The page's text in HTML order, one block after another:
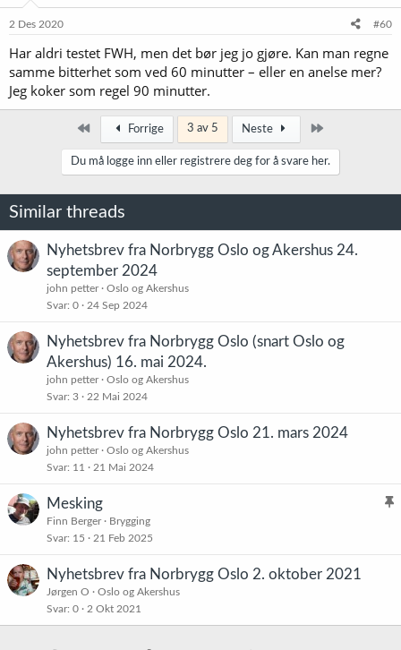
e
2 Des 2020 #60
Har aldri testet FWH, men det bør jeg jo gjøre. Kan man regne
samme bitterhet som ved 60 minutter – eller en anelse mer?
Jeg koker som regel 90 minutter.
Først Forrige 3 av 5 Neste
Du må logge inn eller registrere deg for å svare her.
Similar threads
Nyhetsbrev fra Norbrygg Oslo og Akershus 24.
september 2024
john petter
Oslo og Akershus
Svar 0 24 Sep 2024
Nyhetsbrev fra Norbrygg Oslo (snart Oslo og
Akershus) 16. mai 2024.
john petter
Oslo og Akershus
Svar 3 22 Mai 2024
Nyhetsbrev fra Norbrygg Oslo 21. mars 2024
john petter
Oslo og Akershus
Svar 11 21 Mai 2024
K
Mesking
Finn Berger
Brygging
Svar 15 21 Feb 2025
Nyhetsbrev fra Norbrygg Oslo 2. oktober 2021
Jørgen O
Oslo og Akershus
Svar 0 2 Okt 2021